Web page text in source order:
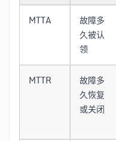
MTTA
故障多
久被认
领
MTTR
故障多
久恢复
或关闭